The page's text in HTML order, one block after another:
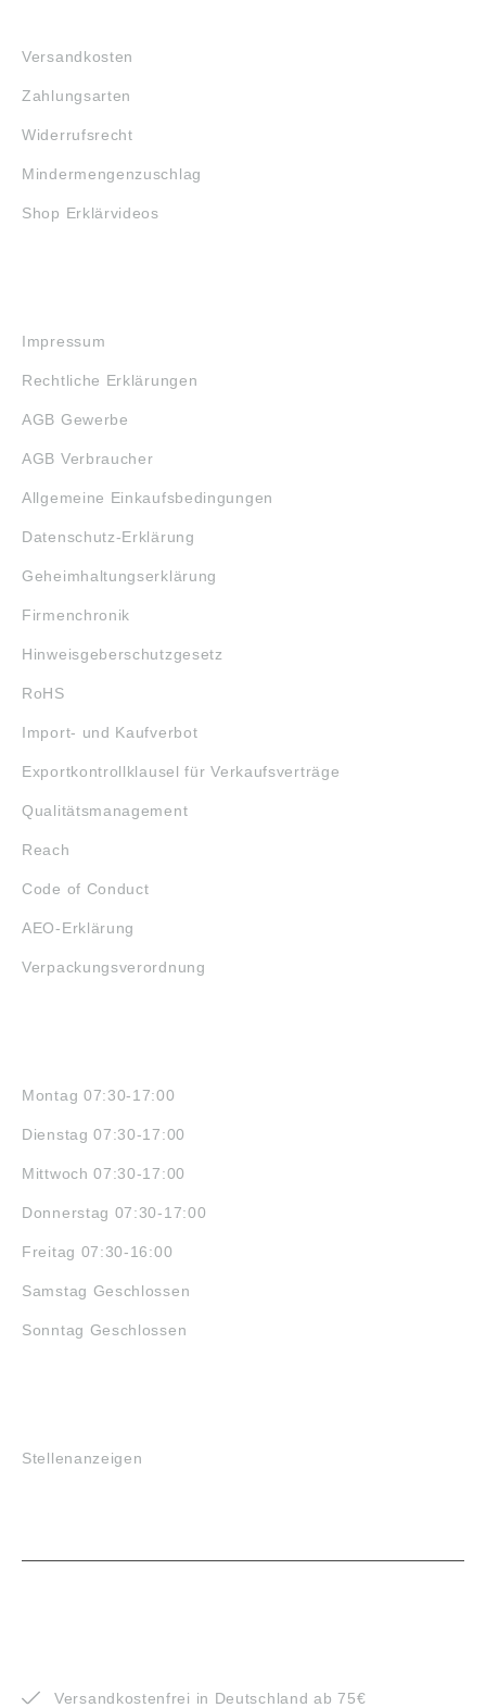
Versandkosten
Zahlungsarten
Widerrufsrecht
Mindermengenzuschlag
Shop Erklärvideos
Impressum
Rechtliche Erklärungen
AGB Gewerbe
AGB Verbraucher
Allgemeine Einkaufsbedingungen
Datenschutz-Erklärung
Geheimhaltungserklärung
Firmenchronik
Hinweisgeberschutzgesetz
RoHS
Import- und Kaufverbot
Exportkontrollklausel für Verkaufsverträge
Qualitätsmanagement
Reach
Code of Conduct
AEO-Erklärung
Verpackungsverordnung
Montag 07:30-17:00
Dienstag 07:30-17:00
Mittwoch 07:30-17:00
Donnerstag 07:30-17:00
Freitag 07:30-16:00
Samstag Geschlossen
Sonntag Geschlossen
Stellenanzeigen
Versandkostenfrei in Deutschland ab 75€